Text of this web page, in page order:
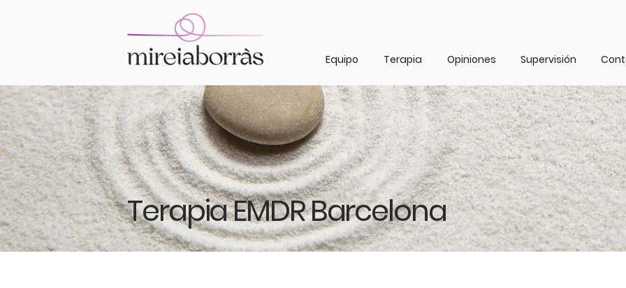
Equipo Terapia Opiniones Supervisión
Terapia EMDR Barcelona